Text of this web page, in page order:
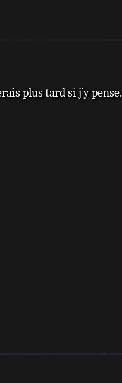
plus tard si j`y pense.